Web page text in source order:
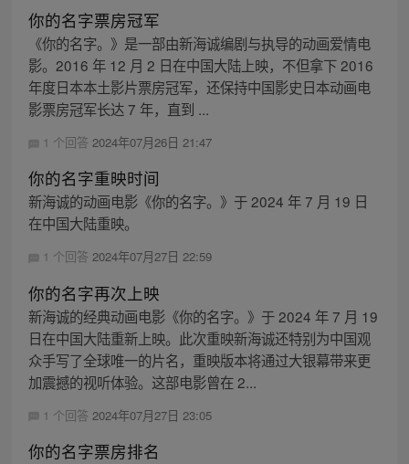
你的名字票房冠军
《你的名字。》是一部由新海诚编剧与执导的动画爱情电
影。2016 年 12 月 2 日在中国大陆上映，不但拿下 2016
年度日本本土影片票房冠军，还保持中国影史日本动画电
影票房冠军长达 7 年，直到 ...
1 个回答 2024年07月26日 21:47
你的名字重映时间
新海诚的动画电影《你的名字。》于 2024 年 7 月 19 日
在中国大陆重映。
1 个回答 2024年07月27日 22:59
你的名字再次上映
新海诚的经典动画电影《你的名字。》于 2024 年 7 月 19
日在中国大陆重新上映。此次重映新海诚还特别为中国观
众手写了全球唯一的片名，重映版本将通过大银幕带来更
加震撼的视听体验。这部电影曾在 2...
1 个回答 2024年07月27日 23:05
你的名字票房排名